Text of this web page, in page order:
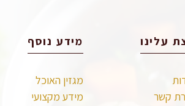
עלינו
קשר
מידע נוסף
מגזין האוכל
מידע מקצועי